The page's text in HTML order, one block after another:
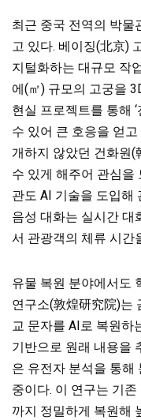
최근 중국 전역의 박물
고 있다. 베이징(北京)
지털화하는 대규모 작
에(㎡) 규모의 고궁을
현실 프로젝트를 통해
수 있어 큰 호응을 얻
개하지 않았던 건화원
수 있게 해주어 관심을
관도 AI 기술을 도입해
음성 대화는 실시간 대
서 관광객의 체류 시간
유물 복원 분야에서도
연구소(敦煌研究院)는
교 문자를 AI로 복원하
기반으로 원래 내용을
은 유전자 분석을 통해
중이다. 이 연구는 기
까지 정밀하게 복원해